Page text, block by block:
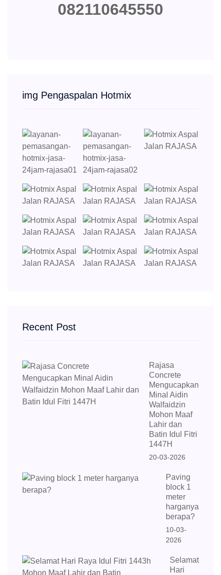
082110645550
img Pengaspalan Hotmix
Recent Post
Rajasa
Concrete
Mengucapkan
Minal Aidin
Walfaidzin
Mohon Maaf
Lahir dan
Batin Idul Fitri
1447H
20-03-2026
Paving
block 1
meter
harganya
berapa?
10-03-
2026
Selamat
Hari